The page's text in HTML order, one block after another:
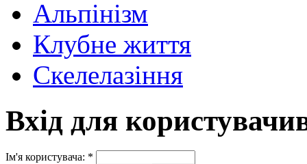
Альпінізм
Клубне життя
Скелелазіння
Вхід для
Ім'я користувача: *